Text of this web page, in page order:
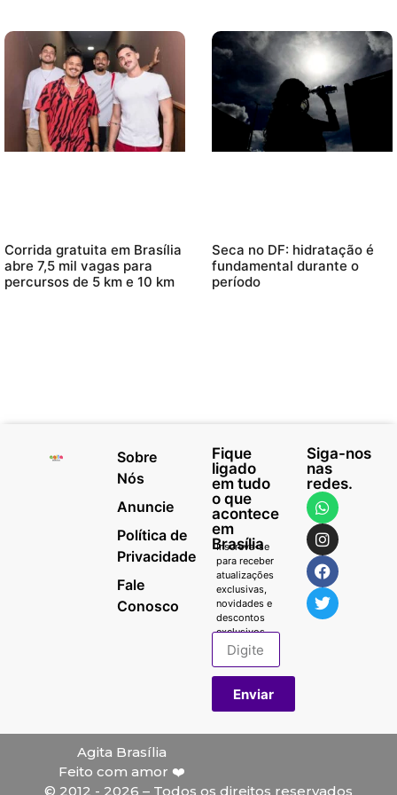
Corrida gratuita em Brasília
abre 7,5 mil vagas para
percursos de 5 km e 10 km
Seca no DF: hidratação é
fundamental durante o
período
Sobre
Nós
Anuncie
Política de
Privacidade
Fale
Conosco
Fique
ligado
em tudo
o que
acontece
em
Brasília
Inscreva-se
para receber
atualizações
exclusivas,
novidades e
descontos
exclusivos.
Enviar
Siga-nos
nas
redes.
Agita Brasília
Feito com amor ❤️
© 2012 - 2026 – Todos os direitos reservados